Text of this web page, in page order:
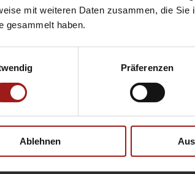
mit weiteren Daten zusammen, die
gesammelt haben.
Präferenzen
Ablehnen
– Dortmund
– Dortmund
Ebbinghaus in